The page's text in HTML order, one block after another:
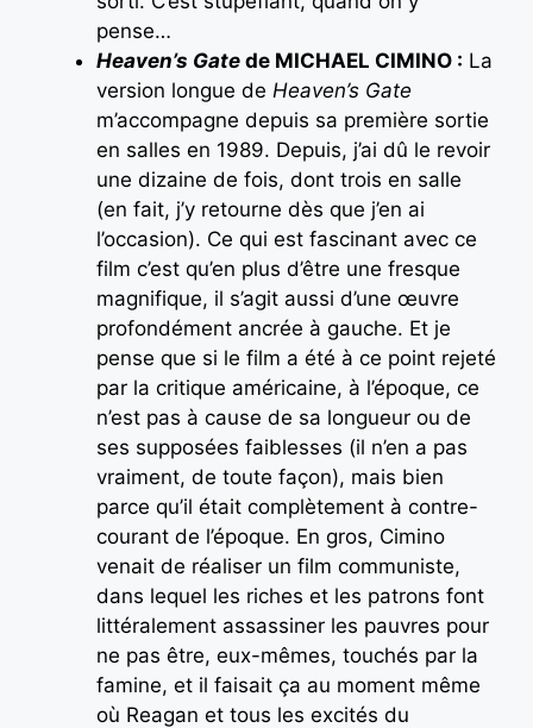
pense…
Heaven’s Gate de MICHAEL CIMINO : La
version longue de Heaven’s Gate
m’accompagne depuis sa première sortie
en salles en 1989. Depuis, j’ai dû le revoir
une dizaine de fois, dont trois en salle
(en fait, j’y retourne dès que j’en ai
l’occasion). Ce qui est fascinant avec ce
film c’est qu’en plus d’être une fresque
magnifique, il s’agit aussi d’une œuvre
profondément ancrée à gauche. Et je
pense que si le film a été à ce point rejeté
par la critique américaine, à l’époque, ce
n’est pas à cause de sa longueur ou de
ses supposées faiblesses (il n’en a pas
vraiment, de toute façon), mais bien
parce qu’il était complètement à contre-
courant de l’époque. En gros, Cimino
venait de réaliser un film communiste,
dans lequel les riches et les patrons font
littéralement assassiner les pauvres pour
ne pas être, eux-mêmes, touchés par la
famine, et il faisait ça au moment même
où Reagan et tous les excités du